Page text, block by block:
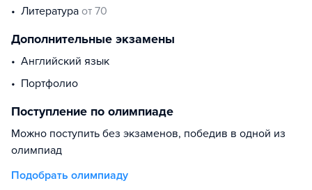
литература от 70
Дополнительные экзамены
английский язык
портфолио
Поступление по олимпиаде
Можно поступить без экзаменов, победив в одной из
олимпиад
Подобрать олимпиаду